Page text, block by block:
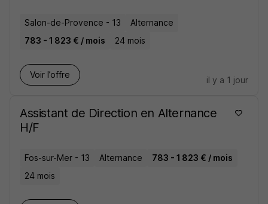
Salon-de-Provence - 13
Alternance
783 - 1 823 € / mois
24 mois
Voir l’offre
il y a 1 jour
Assistant de Direction en Alternance
H/F
Fos-sur-Mer - 13 Alternance
783 - 1 823 € / mois
24 mois